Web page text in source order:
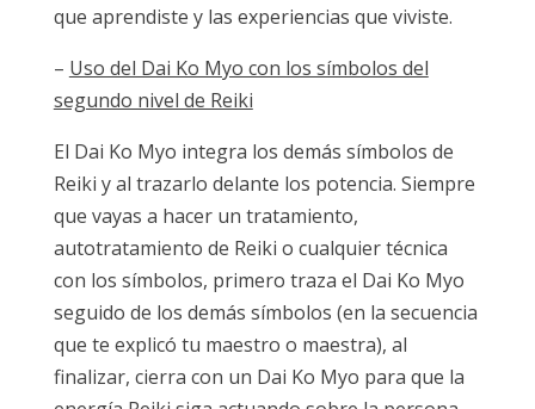
que aprendiste y las experiencias que viviste.
– Uso del Dai Ko Myo con los símbolos del
segundo nivel de Reiki
El Dai Ko Myo integra los demás símbolos de
Reiki y al trazarlo delante los potencia. Siempre
que vayas a hacer un tratamiento,
autotratamiento de Reiki o cualquier técnica
con los símbolos, primero traza el Dai Ko Myo
seguido de los demás símbolos (en la secuencia
que te explicó tu maestro o maestra), al
finalizar, cierra con un Dai Ko Myo para que la